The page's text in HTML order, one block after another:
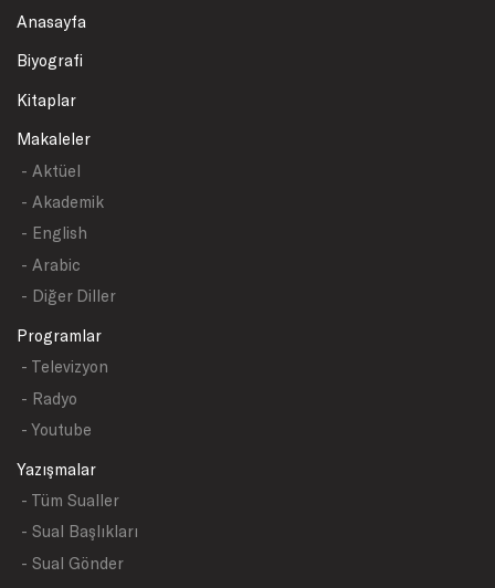
Anasayfa
Biyografi
Kitaplar
Makaleler
- Aktüel
- Akademik
- English
- Arabic
- Diğer Diller
Programlar
- Televizyon
- Radyo
- Youtube
Yazışmalar
- Tüm Sualler
- Sual Başlıkları
- Sual Gönder